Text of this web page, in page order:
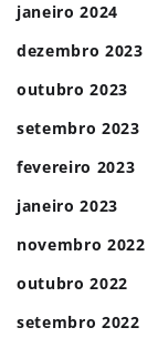
janeiro 2024
dezembro 2023
outubro 2023
setembro 2023
fevereiro 2023
janeiro 2023
novembro 2022
outubro 2022
setembro 2022